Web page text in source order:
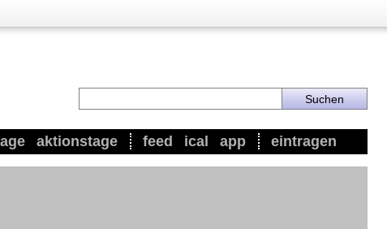
aktionstage feed ical app eintragen